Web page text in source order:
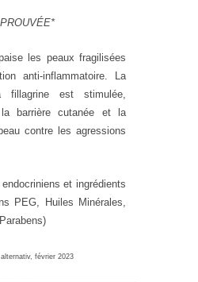
les peaux fragilisées
anti-inflammatoire. La
fillagrine est stimulée,
barrière cutanée et la
contre les agressions
et ingrédients
PEG, Huiles Minérales,
février 2023